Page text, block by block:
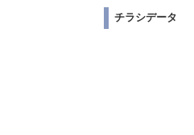
チラシデータ